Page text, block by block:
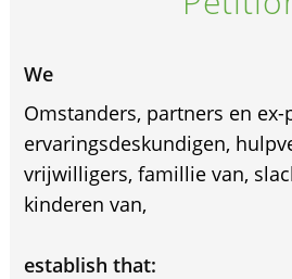
We
Omstanders, partners en ex-
ervaringsdeskundigen,
vrijwilligers, famillie van,
kinderen van,
establish that: